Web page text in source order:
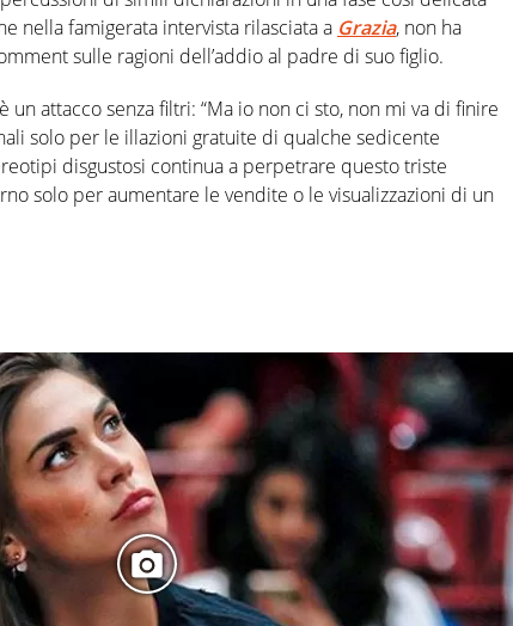
nella famigerata intervista rilasciata a Grazia, non ha
sulle ragioni dell’addio al padre di suo figlio.
un attacco senza filtri: “Ma io non ci sto, non mi va di finire
solo per le illazioni gratuite di qualche sedicente
disgustosi continua a perpetrare questo triste
solo per aumentare le vendite o le visualizzazioni di un